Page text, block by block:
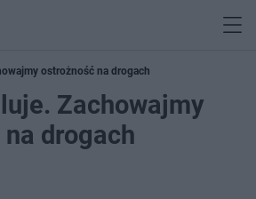
ostrożność na drogach
Zachowajmy
drogach